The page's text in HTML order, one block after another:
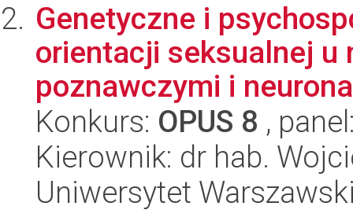
Genetyczne i
orientacji seksualnej u
poznawczymi i
Konkurs: OPUS 8 ,
Kierownik: dr hab.
Uniwersytet